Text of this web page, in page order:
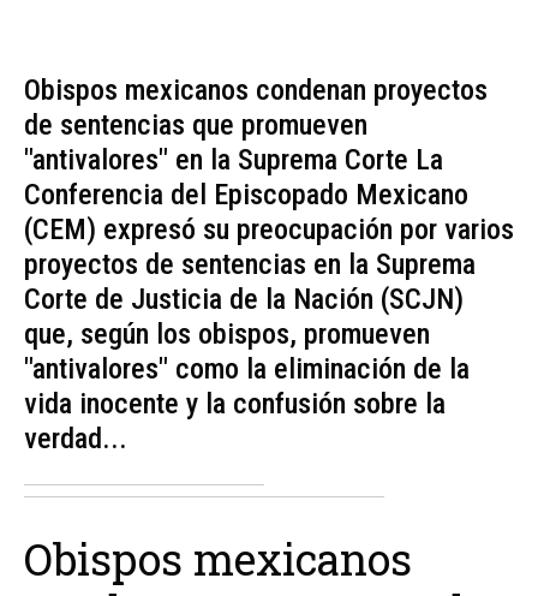
Obispos mexicanos condenan proyectos
de sentencias que promueven
"antivalores" en la Suprema Corte La
Conferencia del Episcopado Mexicano
(CEM) expresó su preocupación por varios
proyectos de sentencias en la Suprema
Corte de Justicia de la Nación (SCJN)
que, según los obispos, promueven
"antivalores" como la eliminación de la
vida inocente y la confusión sobre la
verdad...
Obispos mexicanos